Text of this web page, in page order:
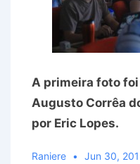
A primeira foto
Augusto Corrêa
por Eric Lopes.
Raniere Jun 30,